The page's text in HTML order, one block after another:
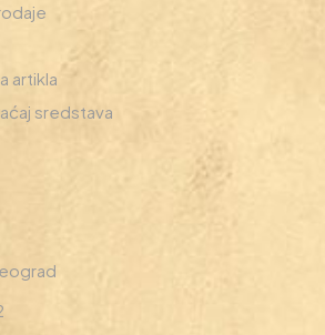
artikla
sredstava